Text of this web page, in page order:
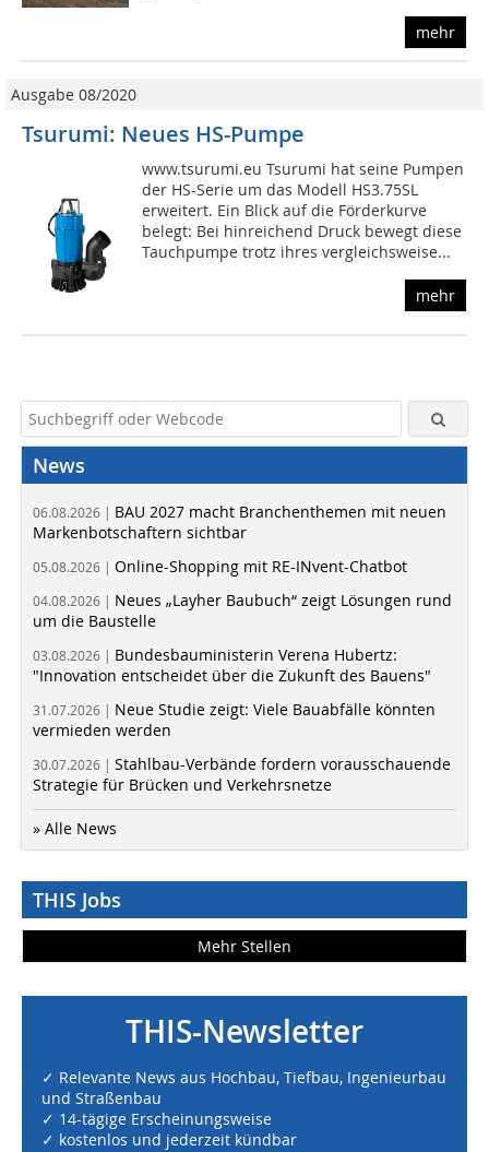
mehr
Ausgabe 08/2020
Tsurumi: Neues HS-Pumpe
www.tsurumi.eu Tsurumi hat seine Pumpen
der HS-Serie um das Modell HS3.75SL
erweitert. Ein Blick auf die Förderkurve
belegt: Bei hinreichend Druck bewegt diese
Tauchpumpe trotz ihres vergleichsweise...
mehr
News
06.08.2026 | BAU 2027 macht Branchenthemen mit neuen
Markenbotschaftern sichtbar
05.08.2026 | Online-Shopping mit RE-INvent-Chatbot
04.08.2026 | Neues „Layher Baubuch“ zeigt Lösungen rund
um die Baustelle
03.08.2026 | Bundesbauministerin Verena Hubertz:
"Innovation entscheidet über die Zukunft des Bauens"
31.07.2026 | Neue Studie zeigt: Viele Bauabfälle könnten
vermieden werden
30.07.2026 | Stahlbau-Verbände fordern vorausschauende
Strategie für Brücken und Verkehrsnetze
» Alle News
THIS Jobs
Mehr Stellen
THIS-Newsletter
✓ Relevante News aus Hochbau, Tiefbau, Ingenieurbau
und Straßenbau
✓ 14-tägige Erscheinungsweise
✓ kostenlos und jederzeit kündbar